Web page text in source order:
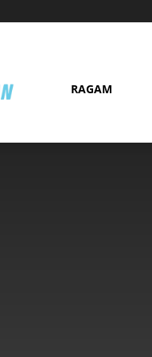
RAGAM